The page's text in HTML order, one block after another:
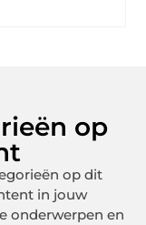
op
op dit
in jouw
onderwerpen en